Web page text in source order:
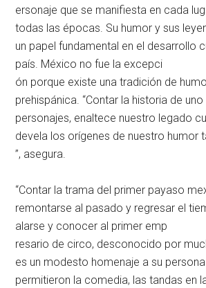
ersonaje que se manifiesta en cada
todas las épocas. Su humor y sus
un papel fundamental en el desarrollo
país. México no fue la excepci
ón porque existe una tradición de
prehispánica. “Contar la historia de
personajes, enaltece nuestro legado
devela los orígenes de nuestro humor
”, asegura.
“Contar la trama del primer payaso
remontarse al pasado y regresar el
alarse y conocer al primer emp
resario de circo, desconocido por
es un modesto homenaje a su
permitieron la comedia, las tandas en